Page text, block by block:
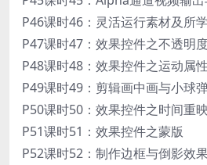
P46课时46：灵活运行素材及所
P47课时47：效果控件之不透明
P48课时48：效果控件之运动属性
P49课时49：剪辑画中画与小球
P50课时50：效果控件之时间重
P51课时51：效果控件之蒙版
P52课时52：制作边框与倒影效